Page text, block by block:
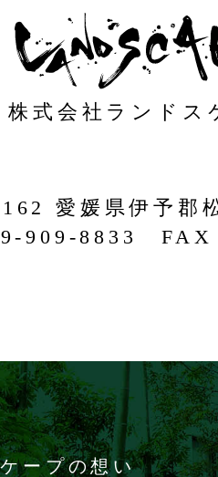
愛媛県伊予郡
909-8833 FAX
株式会社ランドス
ープの想い